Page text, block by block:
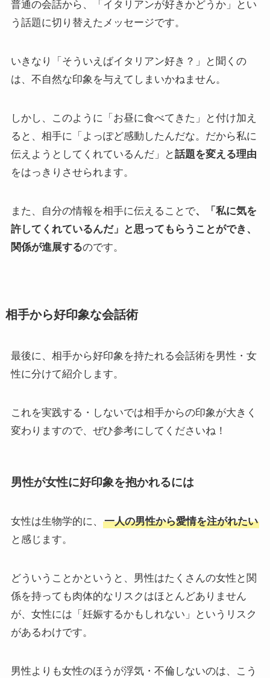
普通の会話から、「イタリアンが好きかどうか」とい
う話題に切り替えたメッセージです。
いきなり「そういえばイタリアン好き？」と聞くの
は、不自然な印象を与えてしまいかねません。
しかし、このように「お昼に食べてきた」と付け加え
ると、相手に「よっぽど感動したんだな。だから私に
伝えようとしてくれているんだ」と話題を変える理由
をはっきりさせられます。
また、自分の情報を相手に伝えることで、「私に気を
許してくれているんだ」と思ってもらうことができ、
関係が進展するのです。
相手から好印象な会話術
最後に、相手から好印象を持たれる会話術を男性・女
性に分けて紹介します。
これを実践する・しないでは相手からの印象が大きく
変わりますので、ぜひ参考にしてくださいね！
男性が女性に好印象を抱かれるには
女性は生物学的に、
一人の男性から愛情を注がれたい
と感じます。
どういうことかというと、男性はたくさんの女性と関
係を持っても肉体的なリスクはほとんどありません
が、女性には「妊娠するかもしれない」というリスク
があるわけです。
男性よりも女性のほうが浮気・不倫しないのは、こう